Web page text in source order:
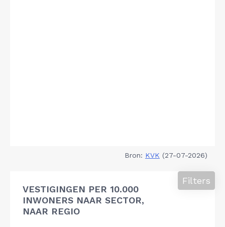
Bron: KVK (27-07-2026)
VESTIGINGEN PER 10.000
INWONERS NAAR SECTOR,
NAAR REGIO
Filters